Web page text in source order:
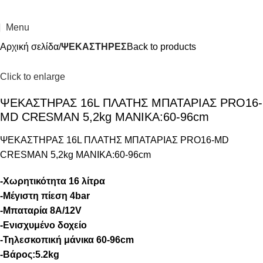
Menu
Αρχική σελίδα ΨΕΚΑΣΤΗΡΕΣBack to products
Click to enlarge
ΨΕΚΑΣΤΗΡΑΣ 16L ΠΛΑΤΗΣ ΜΠΑΤΑΡΙΑΣ PRO16-
MD CRESMAN 5,2kg ΜΑΝΙΚΑ:60-96cm
ΨΕΚΑΣΤΗΡΑΣ 16L ΠΛΑΤΗΣ ΜΠΑΤΑΡΙΑΣ PRO16-MD
CRESMAN 5,2kg ΜΑΝΙΚΑ:60-96cm
-Χωρητικότητα 16 λίτρα
-Μέγιστη πίεση 4bar
-Μπαταρία 8Α/12V
-Ενισχυμένο δοχείο
-Τηλεσκοπική μάνικα 60-96cm
-Βάρος:5.2kg